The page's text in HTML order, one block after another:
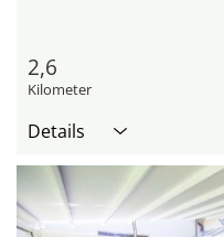
2,6
Kilometer
Details